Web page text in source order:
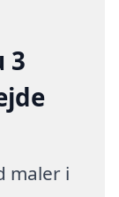
3
maler i